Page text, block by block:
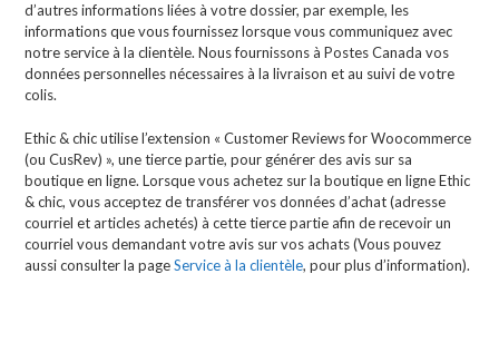
d’autres informations liées à votre dossier, par exemple, les
informations que vous fournissez lorsque vous communiquez avec
notre service à la clientèle. Nous fournissons à Postes Canada vos
données personnelles nécessaires à la livraison et au suivi de votre
colis.
Ethic & chic utilise l’extension « Customer Reviews for Woocommerce
(ou CusRev) », une tierce partie, pour générer des avis sur sa
boutique en ligne. Lorsque vous achetez sur la boutique en ligne Ethic
& chic, vous acceptez de transférer vos données d’achat (adresse
courriel et articles achetés) à cette tierce partie afin de recevoir un
courriel vous demandant votre avis sur vos achats (Vous pouvez
aussi consulter la pageService à la clientèle, pour plus d’information).